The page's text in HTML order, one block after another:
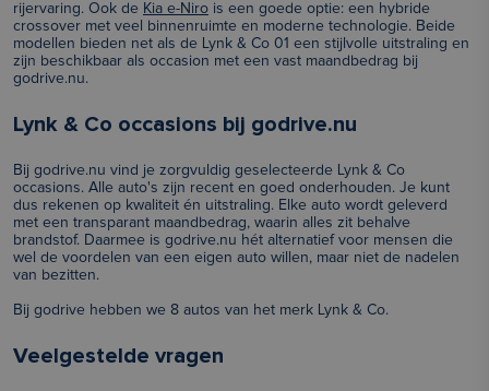
rijervaring. Ook de Kia e-Niro is een goede optie: een hybride
crossover met veel binnenruimte en moderne technologie. Beide
modellen bieden net als de Lynk & Co 01 een stijlvolle uitstraling en
zijn beschikbaar als occasion met een vast maandbedrag bij
godrive.nu.
Lynk & Co occasions bij godrive.nu
Bij godrive.nu vind je zorgvuldig geselecteerde Lynk & Co
occasions. Alle auto's zijn recent en goed onderhouden. Je kunt
dus rekenen op kwaliteit én uitstraling. Elke auto wordt geleverd
met een transparant maandbedrag, waarin alles zit behalve
brandstof. Daarmee is godrive.nu hét alternatief voor mensen die
wel de voordelen van een eigen auto willen, maar niet de nadelen
van bezitten.
Bij godrive hebben we 8 autos van het merk Lynk & Co.
Veelgestelde vragen